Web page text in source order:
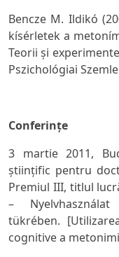
Bencze M. Ildikó
kísérletek a
Teoriiși
Pszichológiai Szemle
Conferințe
3 martie 2011,
științific pentru
Premiul III, titlul
–
tükrében.
cognitive a